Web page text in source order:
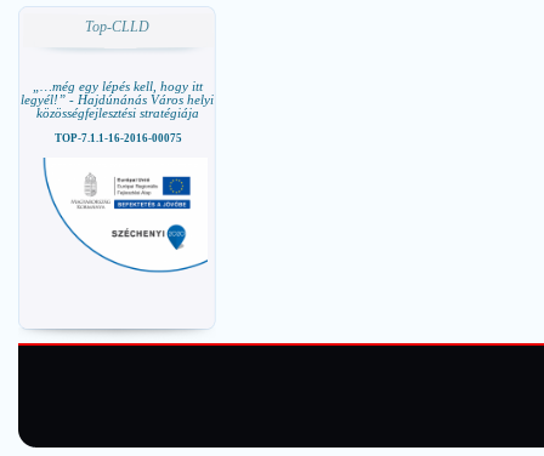
Top-CLLD
„…még egy lépés kell, hogy itt
legyél!” - Hajdúnánás Város helyi
közösségfejlesztési stratégiája
TOP-7.1.1-16-2016-00075